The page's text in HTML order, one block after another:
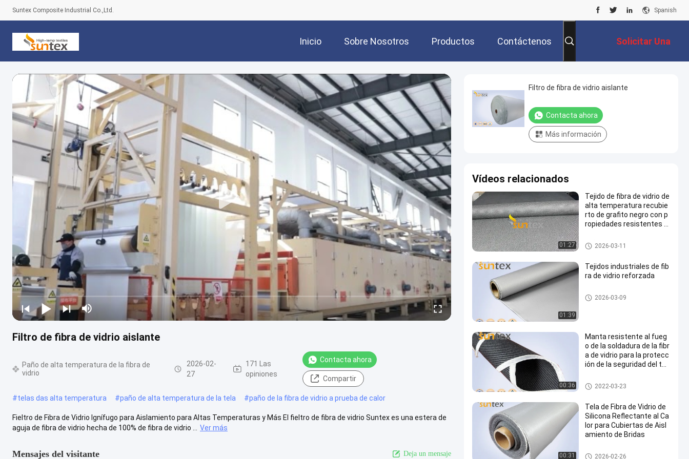
Suntex Composite Industrial Co.,Ltd. Spanish
Inicio Sobre Nosotros Productos Contáctenos Solicitar Una
Filtro de fibra de vidrio aislante
Paño de alta temperatura de la fibra de
vidrio
2026-02-
27
171 Las
opiniones
Contacta ahora
Compartir
#telas das alta temperatura #paño de alta temperatura de la tela #paño de la fibra de vidrio a prueba de calor
Fieltro de Fibra de Vidrio Ignífugo para Aislamiento para Altas Temperaturas y Más El fieltro de fibra de vidrio Suntex es una estera de
aguja de fibra de vidrio hecha de 100% de fibra de vidrio ...
Ver más
Mensajes del visitante Deja un mensaje
Filtro de fibra de vidrio aislante
Contacta ahora
Más información
Vídeos relacionados
01:27
Tejido de fibra de vidrio de
alta temperatura recubie
rto de grafito negro con p
ropiedades resistentes a
sión a 750 °C
Paño de alta temperatura de la
fibra de vidrio
2026-03-11
01:39
Tejidos industriales de fib
ra de vidrio reforzada
tela revestida de la fibra de vid
rio del silicón
2026-03-09
00:36
Manta resistente al fueg
o de la soldadura de la fibr
a de vidrio para la protecc
ión de la seguridad del tall
m 1.0m m 1.5m m
rollo de la manta de la soldad
ura
2022-03-23
00:31
Tela de Fibra de Vidrio de
Silicona Reflectante al Ca
lor para Cubiertas de Aisl
amiento de Bridas
tela revestida de la fibra de vid
2026-02-26